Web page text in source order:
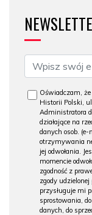
Oświadczam,
Historii Polski,
Administratora
działające na
danych osob.
otrzymywania
jej odwołania.
momencie
zgodność z
zgody
przysługuje mi
sprostowania,
danych, do